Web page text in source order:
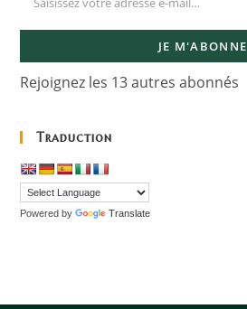
JE M'ABONNE
Rejoignez les 13 autres abonnés
Traduction
Powered by Translate